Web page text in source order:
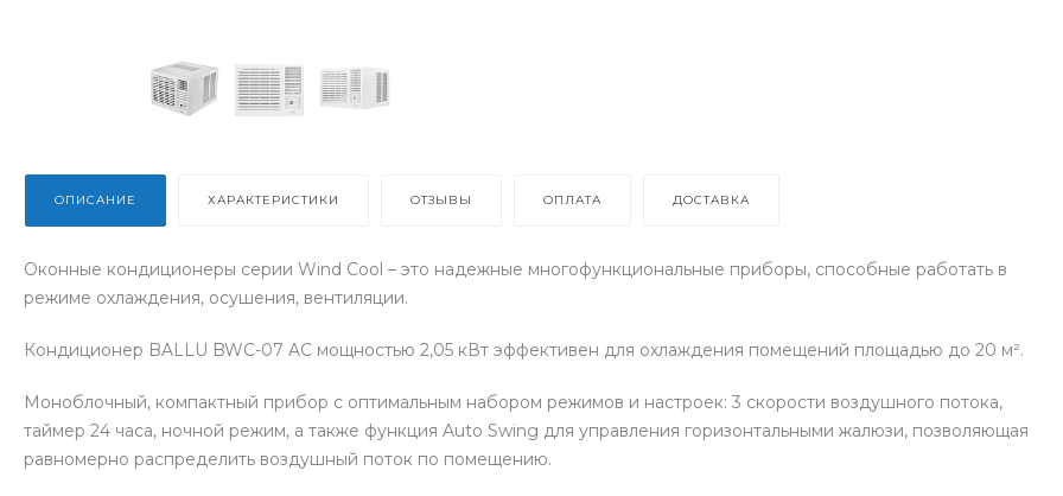
ОПИСАНИЕ ХАРАКТЕРИСТИКИ ОТЗЫВЫ ОПЛАТА ДОСТАВКА
Оконные кондиционеры серии Wind Cool – это надежные многофункциональные приборы, способные работать в
режиме охлаждения, осушения, вентиляции.
Кондиционер BALLU BWC-07 AC мощностью 2,05 кВт эффективен для охлаждения помещений площадью до 20 м².
Моноблочный, компактный прибор с оптимальным набором режимов и настроек: 3 скорости воздушного потока,
таймер 24 часа, ночной режим, а также функция Auto Swing для управления горизонтальными жалюзи, позволяющая
равномерно распределить воздушный поток по помещению.